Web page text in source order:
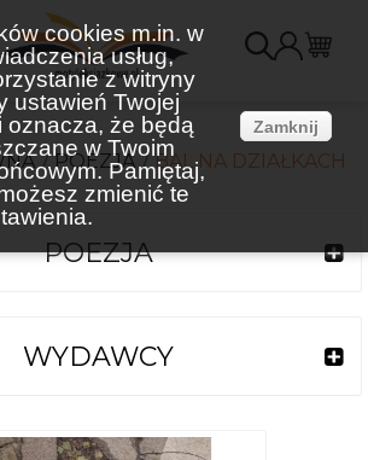
cookies m.in. w
usług,
z witryny
ustawień Twojej
oznacza, że będą
w Twoim
Pamiętaj,
zmienić te
Zamknij
POEZJA BAL NA DZIAŁKACH
POEZJA
WYDAWCY